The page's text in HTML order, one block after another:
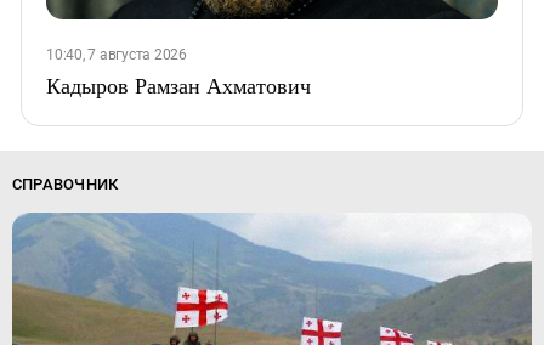
10:40, 7 августа 2026
Кадыров Рамзан Ахматович
СПРАВОЧНИК